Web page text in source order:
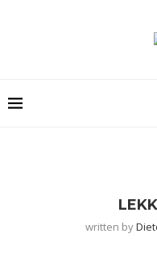
written by